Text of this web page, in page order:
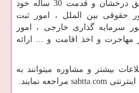
داشته که بواسطه پشتوانه سوابق درخشان و قدمت 30 ساله خود
حقوقی بین الملل ، امور ثبت
سرمایه گذاری خارجی ، امور
و اخذ اقامت و ... ارائه
بیشتر و مشاوره میتوانند به
sabtta.com مراجعه نمایند.